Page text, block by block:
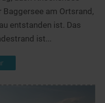
Baggersee am Ortsrand,
entstanden ist. Das
ist...